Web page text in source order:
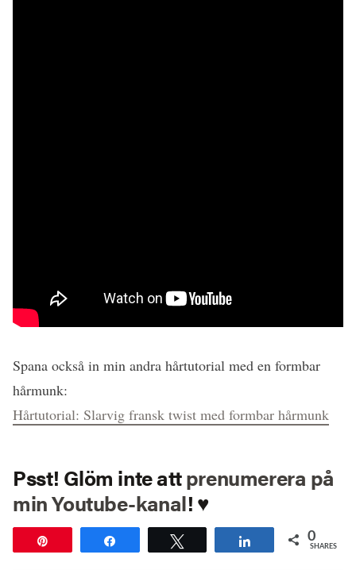
Spana också in min andra hårtutorial med en formbar
hårmunk:
Hårtutorial: Slarvig fransk twist med formbar hårmunk
Psst! Glöm inte attprenumerera på
min Youtube-kanal! ♥
Share 0
SHARES